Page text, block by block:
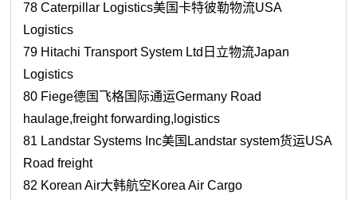
78 Caterpillar Logistics美国卡特彼勒物流USA
Logistics
79 Hitachi Transport System Ltd日立物流Japan
Logistics
80 Fiege德国飞格国际通运Germany Road
haulage,freight forwarding,logistics
81 Landstar Systems Inc美国Landstar system货运USA
Road freight
82 Korean Air大韩航空Korea Air Cargo